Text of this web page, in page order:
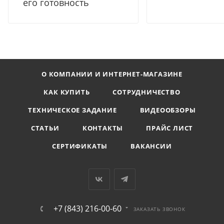
О КОМПАНИИ И ИНТЕРНЕТ-МАГАЗИНЕ
КАК КУПИТЬ
СОТРУДНИЧЕСТВО
ТЕХНИЧЕСКОЕ ЗАДАНИЕ
ВИДЕООБЗОРЫ
СТАТЬИ
КОНТАКТЫ
ПРАЙС ЛИСТ
СЕРТИФИКАТЫ
ВАКАНСИИ
+7 (843) 216-00-60 ЗАКАЗАТЬ ЗВОНОК